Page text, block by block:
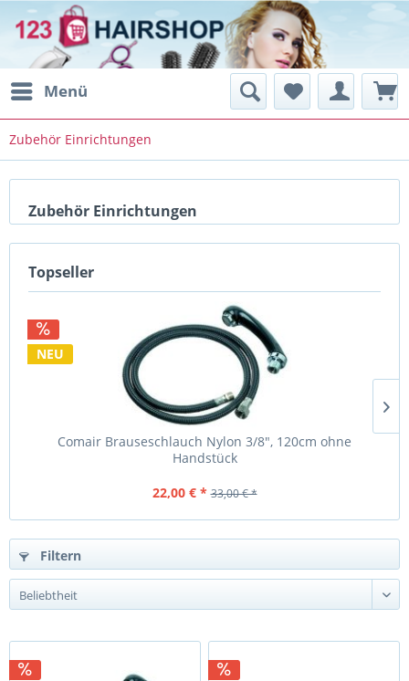
Menü
Zubehör Einrichtungen
Zubehör Einrichtungen
Topseller
NEU
Comair Brauseschlauch Nylon 3/8", 120cm ohne
Handstück
22,00 € * 33,00 € *
Filtern